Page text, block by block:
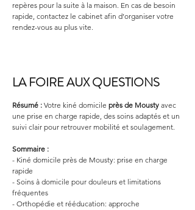
repères pour la suite à la maison. En cas de besoin
rapide, contactez le cabinet afin d’organiser votre
rendez-vous au plus vite.
LA FOIRE AUX QUESTIONS
Résumé : Votre kiné domicile près de Mousty avec
une prise en charge rapide, des soins adaptés et un
suivi clair pour retrouver mobilité et soulagement.
Sommaire :
- Kiné domicile près de Mousty: prise en charge
rapide
- Soins à domicile pour douleurs et limitations
fréquentes
- Orthopédie et rééducation: approche